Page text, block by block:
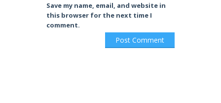
Save my name, email, and website in
this browser for the next time I
comment.